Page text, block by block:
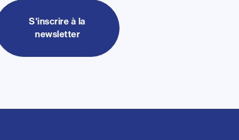
S'inscrire à la
newsletter